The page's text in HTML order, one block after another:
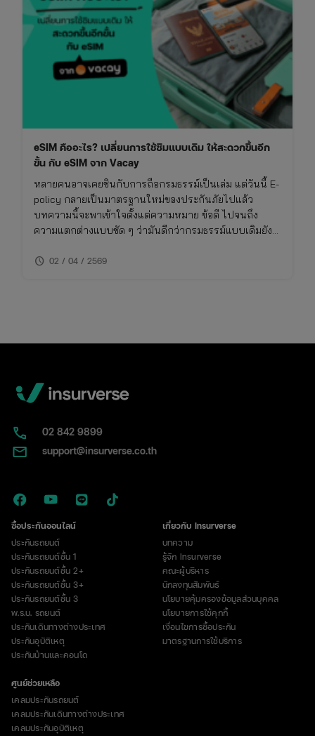
eSIM คืออะไร? เปลี่ยนการใช้ซิมแบบเดิม ให้สะดวกขึ้นอีก
ขั้น กับ eSIM จาก Vacay
หลายคนอาจเคยชินกับการถือกรมธรรม์เป็นเล่ม แต่วันนี้ E-
policy กลายเป็นมาตรฐานใหม่ของประกันภัยไปแล้ว
บทความนี้จะพาเข้าใจตั้งแต่ความหมาย ข้อดี ไปจนถึง
ความแตกต่างแบบชัด ๆ ว่ามันดีกว่ากรมธรรม์แบบเดิมยัง
schedule 02 / 04 / 2569
02​ 842 9899
support@insurverse.co.th
ซื้อประกันออนไลน์
ประกันรถยนต์
ประกันรถยนต์ชั้น 1
ประกันรถยนต์ชั้น 2+
ประกันรถยนต์ชั้น 3+
ประกันรถยนต์ชั้น 3
พ.ร.บ. รถยนต์
ประกันเดินทางต่างประเทศ
ประกันอุบัติเหตุ
ประกันบ้านและคอนโด
เกี่ยวกับ Insurverse
บทความ
รู้จัก Insurverse
คณะผู้บริหาร
นักลงทุนสัมพันธ์
นโยบายคุ้มครองข้อมูลส่วนบุคคล
นโยบายการใช้คุกกี้
เงื่อนไขการซื้อประกัน
มาตรฐานการใช้บริการ
ศูนย์ช่วยเหลือ
เคลมประกันรถยนต์
เคลมประกันเดินทางต่างประเทศ
เคลมประกันอุบัติเหตุ